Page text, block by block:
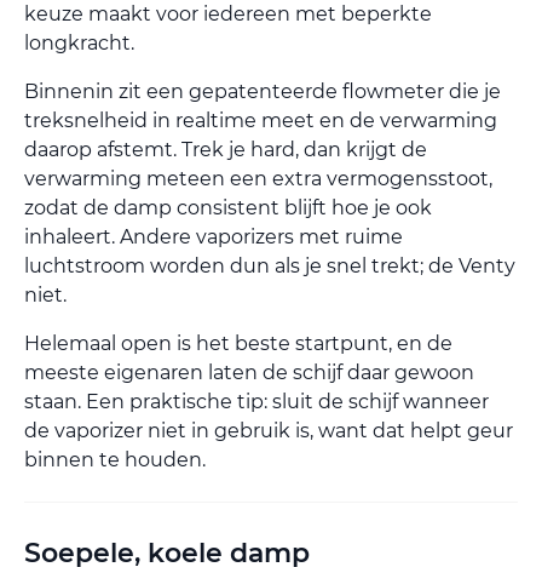
keuze maakt voor iedereen met beperkte
longkracht.
Binnenin zit een gepatenteerde flowmeter die je
treksnelheid in realtime meet en de verwarming
daarop afstemt. Trek je hard, dan krijgt de
verwarming meteen een extra vermogensstoot,
zodat de damp consistent blijft hoe je ook
inhaleert. Andere vaporizers met ruime
luchtstroom worden dun als je snel trekt; de Venty
niet.
Helemaal open is het beste startpunt, en de
meeste eigenaren laten de schijf daar gewoon
staan. Een praktische tip: sluit de schijf wanneer
de vaporizer niet in gebruik is, want dat helpt geur
binnen te houden.
Soepele, koele damp